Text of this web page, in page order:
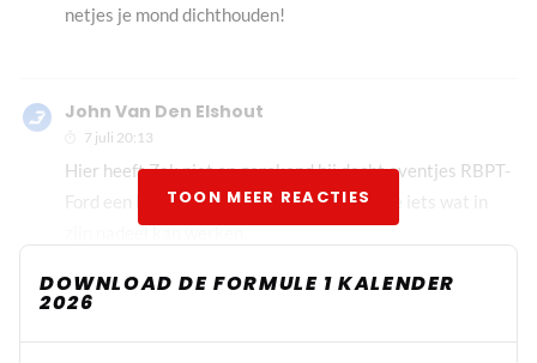
netjes je mond dichthouden!
John Van Den Elshout
7 juli 20:13
Hier heeft Zak niet op gerekend hij dacht eventjes RBPT-
Ford een loer te kunnen draaien, nu krijgt ie iets wat in
zijn nadeel kan werken.
TOON MEER REACTIES
DOWNLOAD DE FORMULE 1 KALENDER
2026